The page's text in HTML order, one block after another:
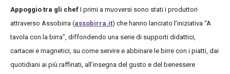
Appoggio tra gli chef I primi a muoversi sono stati i produttori
attraverso Assobirra (assobirra.it) che hanno lanciato l’iniziativa “A
tavola con la birra”, diffondendo una serie di supporti didattici,
cartacei e magnetici, su come servire e abbinare le birre con i piatti, dai
quotidiani ai più raffinati, all’insegna del gusto e del benessere